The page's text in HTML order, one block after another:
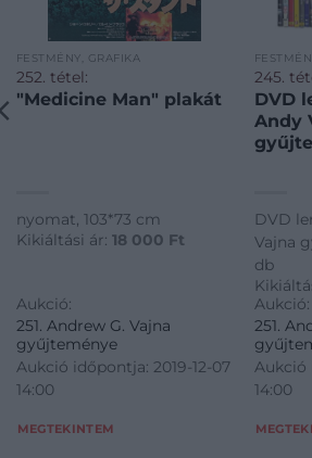
FESTMÉNY, GRAFIKA
252. tétel:
"Medicine Man" plakát
nyomat, 103*73 cm
Kikiáltási ár: 18 000 Ft
Aukció:
251. Andrew G. Vajna
gyűjteménye
Aukció időpontja: 2019-12-07
14:00
MEGTEKINTEM
245.
DVD
Andy
DVD
Vajna
db
Aukció:
251.
Aukció
14:00